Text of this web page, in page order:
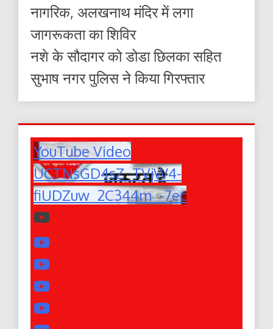
नागरिक, अलखनाथ मंदिर में लगा
जागरूकता का शिविर
नशे के सौदागर को डोडा छिलका सहित
सुभाष नगर पुलिस ने किया गिरफ्तार
YouTube Video
UCTNsGD4sZ_TVjW4-
fiUDZuw_2C344m_-7ec